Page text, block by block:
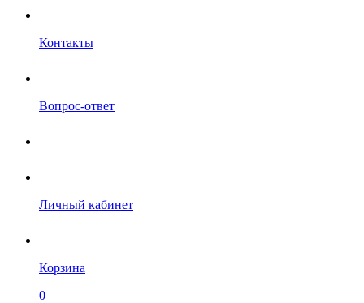
Контакты
Вопрос-ответ
Личный кабинет
Корзина
0